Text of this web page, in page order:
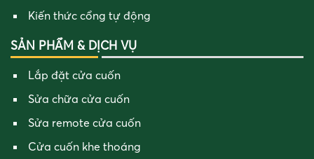
Kiến thức cổng tự động
SẢN PHẨM & DỊCH VỤ
Lắp đặt cửa cuốn
Sửa chữa cửa cuốn
Sửa remote cửa cuốn
Cửa cuốn khe thoáng